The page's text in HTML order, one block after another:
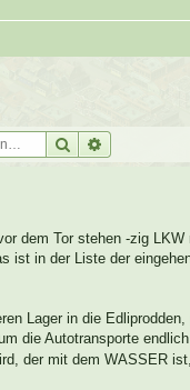
Suche
dem Tor stehen -zig
ist in der Liste der
Lager in die
die Autotransporte
der mit dem WASSER